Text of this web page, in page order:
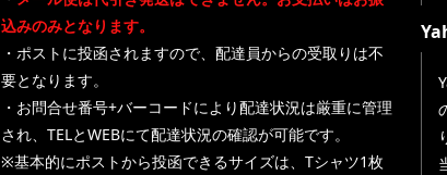
込みのみとなります。
・ポストに投函されますので、配達員からの受取りは不
要となります。
・お問合せ番号+バーコードにより配達状況は厳重に管理
され、TELとWEBにて配達状況の確認が可能です。
※基本的にポストから投函できるサイズは、Tシャツ1枚